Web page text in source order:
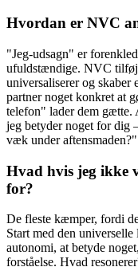
Hvordan er NVC
"Jeg-udsagn" er
ufuldstændige. NVC
universaliserer og skaber
partner noget konkret at
telefon" lader dem
jeg betyder noget for
væk under
Hvad hvis jeg ikke
for?
De fleste kæmper, fordi
Start med den
autonomi, at betyde
forståelse. Hvad